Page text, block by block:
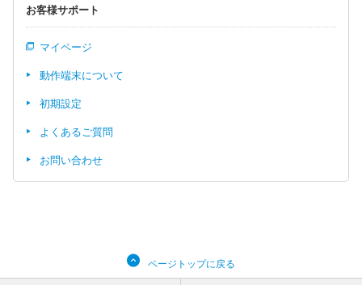
お客様サポート
マイページ
動作端末について
初期設定
よくあるご質問
お問い合わせ
ページトップに戻る